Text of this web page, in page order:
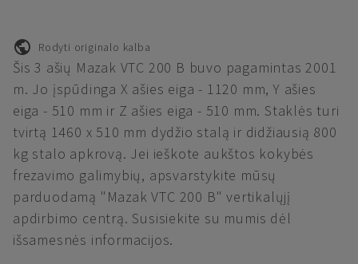
Rodyti originalo kalba
Šis 3 ašių Mazak VTC 200 B buvo pagamintas 2001
m. Jo įspūdinga X ašies eiga - 1120 mm, Y ašies
eiga - 510 mm ir Z ašies eiga - 510 mm. Staklės turi
tvirtą 1460 x 510 mm dydžio stalą ir didžiausią 800
kg stalo apkrovą. Jei ieškote aukštos kokybės
frezavimo galimybių, apsvarstykite mūsų
parduodamą "Mazak VTC 200 B" vertikalųjį
apdirbimo centrą. Susisiekite su mumis dėl
išsamesnės informacijos.